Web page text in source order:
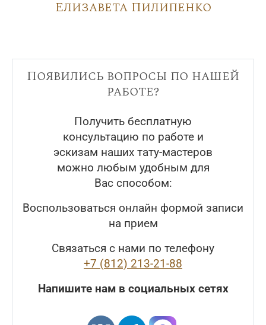
Елизавета Пилипенко
Появились вопросы по нашей
работе?
Получить бесплатную
консультацию по работе и
эскизам наших тату-мастеров
можно любым удобным для
Вас способом:
Воспользоваться онлайн формой записи
на прием
Связаться с нами по телефону
+7 (812) 213-21-88
Напишите нам в социальных сетях